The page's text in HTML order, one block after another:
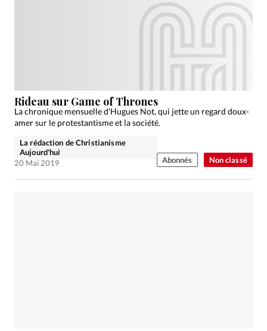
Non classé
Rideau sur Game of Thrones
La chronique mensuelle d'Hugues Not, qui jette un regard doux-
amer sur le protestantisme et la société.
La rédaction de Christianisme
Aujourd'hui
20 Mai 2019
Abonnés